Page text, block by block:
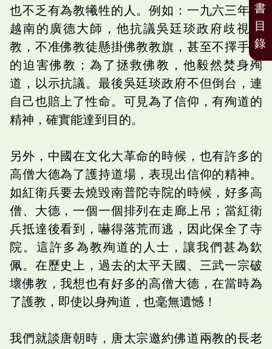
也不乏有為教犧牲的人。例如：一九六三年，
越南的廣德大師，他抗議吳廷琰政府歧視佛
教，不准佛教徒懸掛佛教教旗，甚至不擇手段
的迫害佛教；為了拯救佛教，他毅然焚身殉
道，以示抗議。最後吳廷琰政府不但倒台，連
自己也賠上了性命。可見為了信仰，有殉道的
精神，確實能達到目的。
另外，中國在文化大革命的時候，也有許多的
高僧大德為了護持道場，表現出信仰的精神。
如紅衛兵要去燒毀南普陀寺院的時候，好多高
僧、大德，一個一個排列在走廊上吊；當紅衛
兵抵達後看到，嚇得落荒而逃，因此保全了寺
院。這許多為教殉道的人士，讓我們甚為欽
佩。在歷史上，過去的太平天國、三武一宗破
壞佛教，我想也有好多的高僧大德，在當時為
了護教，即使以身殉道，也毫無遺憾！
我們就談唐朝時，唐太宗邀約佛道兩教的長老
書
目
錄